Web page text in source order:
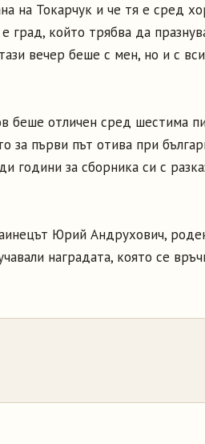
на Токарчук и че тя е сред
град, който трябва да
вечер беше с мен, но и с
беше отличен сред шестима
за първи път отива при
години за сборника си с
Юрий Андрухович,
наградата, която се